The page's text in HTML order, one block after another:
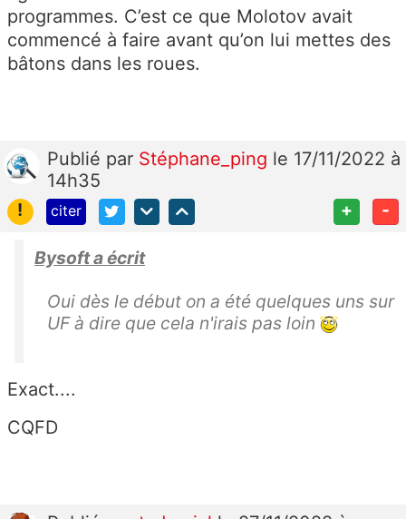
programmes. C’est ce que Molotov avait
commencé à faire avant qu’on lui mettes des
bâtons dans les roues.
Publié par Stéphane_ping le 17/11/2022 à
14h35
!
citer + -
Bysoft a écrit
Oui dès le début on a été quelques uns sur
UF à dire que cela n'irais pas loin
Exact....
CQFD